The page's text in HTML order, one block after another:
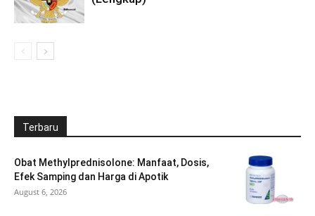
Terbaru
Obat Methylprednisolone: Manfaat, Dosis,
Efek Samping dan Harga di Apotik
August 6, 2026